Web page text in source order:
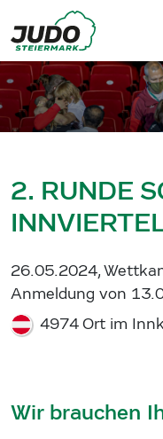
2. RUNDE
26.05.2024,
Anmeldung von
4974 Ort im
Wir brauchen